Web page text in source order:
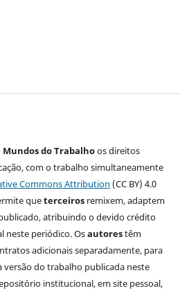
Mundos do Trabalhoos direitos
com o trabalho simultaneamente
Commons Attribution (CC BY) 4.0
queterceirosremixem, adaptem
atribuindo o devido crédito
neste periódico. Osautorestêm
adicionais separadamente, para
versão do trabalho publicada neste
institucional, em site pessoal,